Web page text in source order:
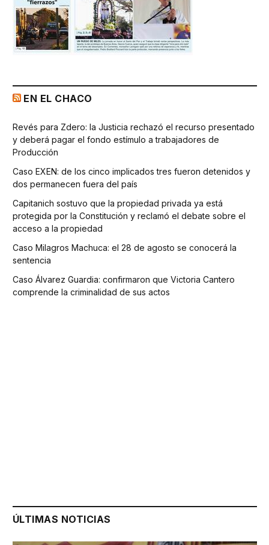
EN EL CHACO
Revés para Zdero: la Justicia rechazó el recurso presentado
y deberá pagar el fondo estímulo a trabajadores de
Producción
Caso EXEN: de los cinco implicados tres fueron detenidos y
dos permanecen fuera del país
Capitanich sostuvo que la propiedad privada ya está
protegida por la Constitución y reclamó el debate sobre el
acceso a la propiedad
Caso Milagros Machuca: el 28 de agosto se conocerá la
sentencia
Caso Álvarez Guardia: confirmaron que Victoria Cantero
comprende la criminalidad de sus actos
ÚLTIMAS NOTICIAS